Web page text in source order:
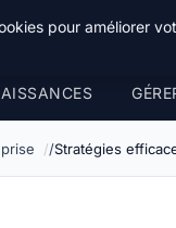
Stratégies
pour améliorer